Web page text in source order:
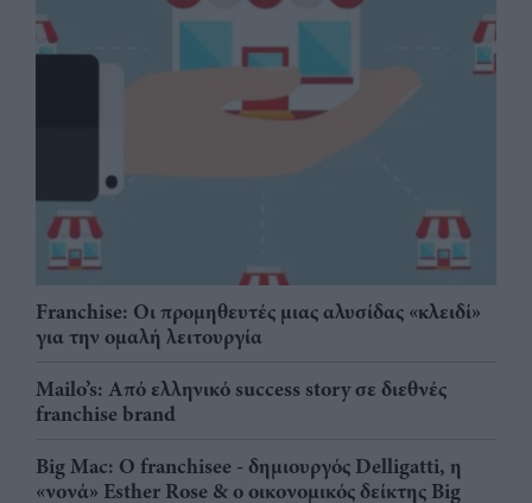
Franchise: Οι προμηθευτές μιας αλυσίδας «κλειδί»
για την ομαλή λειτουργία
Mailo’s: Από ελληνικό success story σε διεθνές
franchise brand
Big Mac: Ο franchisee - δημιουργός Delligatti, η
«νονά» Esther Rose & ο οικονομικός δείκτης Big